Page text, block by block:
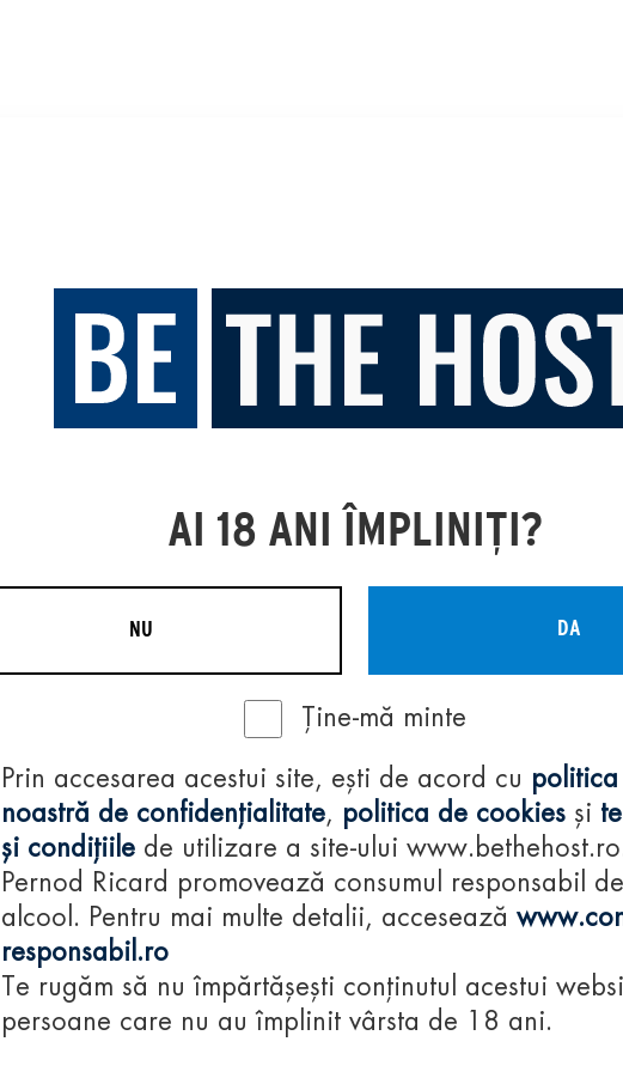
consumă-
AI 18 ANI ÎMPLINIȚI?
NU DA
Ține-mă minte
Prin accesarea acestui site, ești de acord cu politica
noastră de confidențialitate, politica de cookies și
și condițiile de utilizare a site-ului
Pernod Ricard promovează consumul responsabil de
alcool. Pentru mai multe detalii, accesează
responsabil.ro
Te rugăm să nu împărtășești conținutul acestui
persoane care nu au împlinit vârsta de 18 ani.